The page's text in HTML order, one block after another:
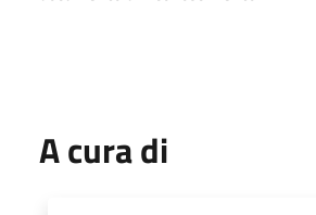
A cura di